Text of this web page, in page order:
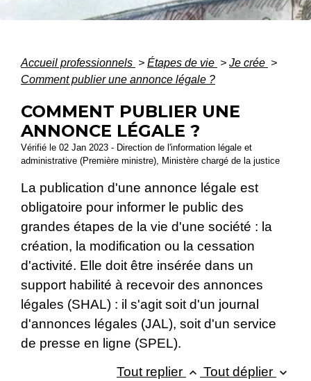
Accueil professionnels > Étapes de vie > Je crée >
Comment publier une annonce légale ?
COMMENT PUBLIER UNE
ANNONCE LÉGALE ?
Vérifié le 02 Jan 2023 - Direction de l'information légale et
administrative (Première ministre), Ministère chargé de la justice
La publication d'une annonce légale est
obligatoire pour informer le public des
grandes étapes de la vie d'une société : la
création, la modification ou la cessation
d'activité. Elle doit être insérée dans un
support habilité à recevoir des annonces
légales (SHAL) : il s'agit soit d'un journal
d'annonces légales (JAL), soit d'un service
de presse en ligne (SPEL).
Tout replier keyboard_arrow_up Tout déplier keyboard_arrow_down